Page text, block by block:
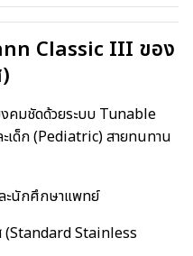
Classic III ของ
คมชัดด้วยระบบ Tunable
เด็ก (Pediatric) สายทนทาน
ะนักศึกษาแพทย์
(Standard Stainless